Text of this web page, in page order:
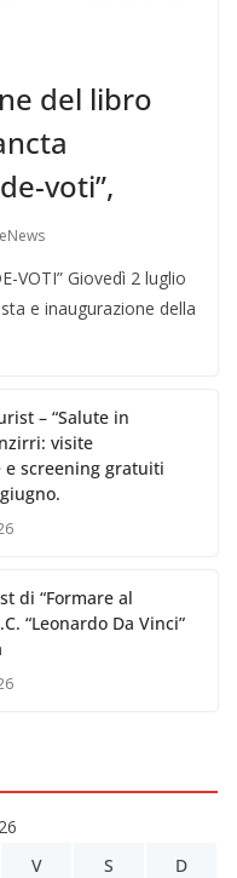
del libro
voti”,
VOTI” Giovedì 2 luglio
e inaugurazione della
– “Salute in
visite
e screening gratuiti
di “Formare al
“Leonardo Da Vinci”
V S D